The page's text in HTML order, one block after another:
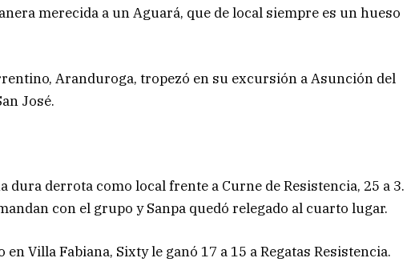
merecida a un Aguará, que de local siempre es un hueso
Aranduroga, tropezó en su excursión a Asunción del
José.
dura derrota como local frente a Curne de Resistencia, 25 a 3.
con el grupo y Sanpa quedó relegado al cuarto lugar.
Villa Fabiana, Sixty le ganó 17 a 15 a Regatas Resistencia.